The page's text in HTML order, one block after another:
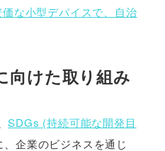
な小型デバイスで、自治
向けた取り組み
SDGs (持続可能な開発目
企業のビジネスを通じ